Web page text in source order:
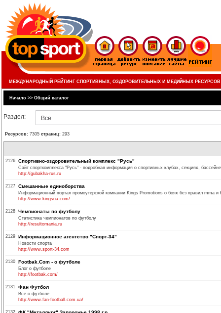
МЕЖДУНАРОДНЫЙ РЕЙТИНГ СПОРТИВНЫХ, ОЗДОРОВИТЕЛЬНЫХ И МЕДИЙНЫХ РЕСУРСОВ
Начало >> Общий каталог
Раздел: Все
Ресурсов: 7305 страниц: 293
2126 Спортивно-оздоровительный комплекс "Русь"
Сайт спорткомплекса "Русь" - подробная информация о спортивных клубах, секциях,
http://gubakha-rus.ru
2127 Смешанные единоборства
Информационный портал промоутерской компании Kings Promotions о боях без правил mma
http://www.kingsua.com/
2128 Чемпионаты по футболу
Статистика чемпионатов по футболу
http://resultomania.ru
2129 Информационное агентство "Спорт-34"
Новости спорта
http://www.sport-34.com
2130 Footbak.Com - о футболе
Блог о футболе
http://footbak.com/
2131 Фан Футбол
Все о футболе
http://www.fan-football.com.ua/
2132